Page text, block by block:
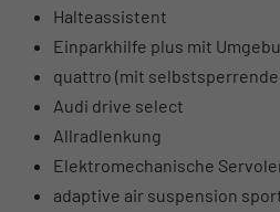
Halteassistent
Einparkhilfe plus mit
quattro (mit
Audi drive select
Allradlenkung
Elektromechanische
adaptive air suspension